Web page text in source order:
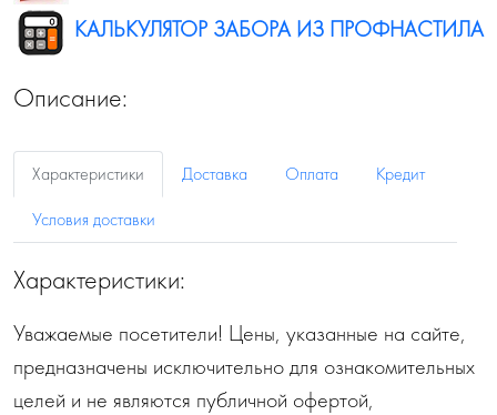
КАЛЬКУЛЯТОР ЗАБОРА ИЗ ПРОФНАСТИЛА
Описание:
Характеристики Доставка Оплата
Кредит
Условия доставки
Характеристики:
Уважаемые посетители! Цены, указанные на сайте,
предназначены исключительно для ознакомительных
целей и не являются публичной офертой,